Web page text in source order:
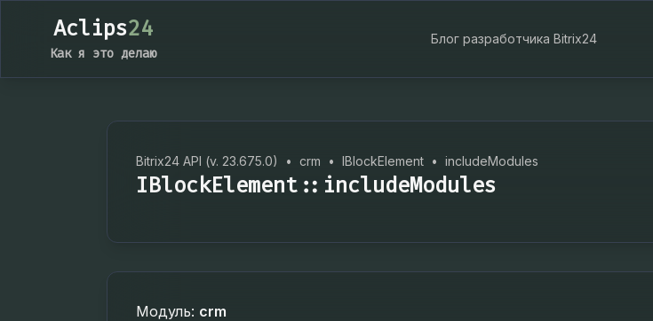
Aclips24
Как я это делаю
Блог разработчика Bitrix24
Bitrix24 API (v. 23.675.0) • crm • IBlockElement • includeModules
IBlockElement::includeModules
Модуль: crm